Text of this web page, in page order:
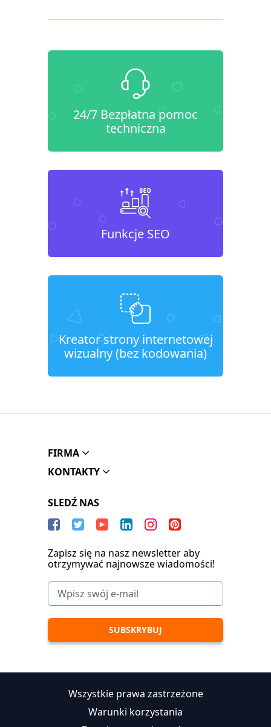
24/7 Bezpłatna pomoc
techniczna
Funkcje SEO
Kreator strony internetowej
wizualny (bez kodowania)
FIRMA
KONTAKTY
SLEDŹ NAS
Zapisz się na nasz newsletter aby
otrzymywać najnowsze wiadomości!
Wszystkie prawa zastrzeżone
Warunki korzystania